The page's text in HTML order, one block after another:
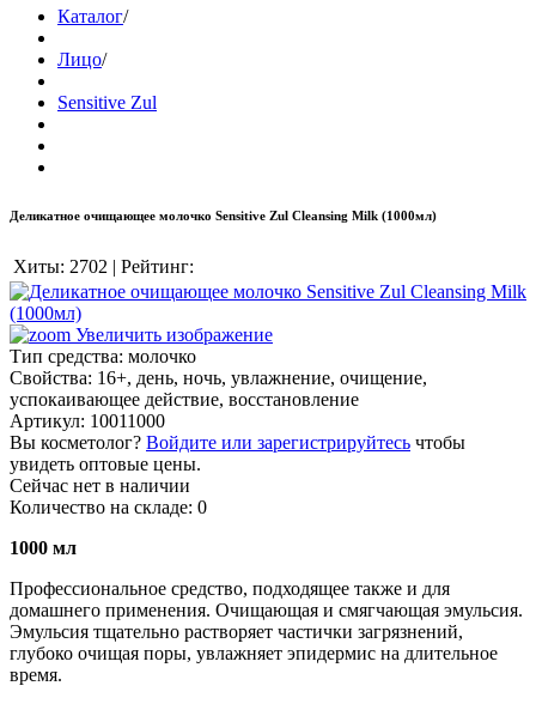
Каталог/
Лицо/
Sensitive Zul
Деликатное очищающее молочко Sensitive Zul Cleansing Milk (1000мл)
Хиты: 2702 | Рейтинг:
Увеличить изображение
Тип средства: молочко
Свойства: 16+, день, ночь, увлажнение, очищение,
успокаивающее действие, восстановление
Артикул: 10011000
Вы косметолог? Войдите или зарегистрируйтесь чтобы
увидеть оптовые цены.
Сейчас нет в наличии
Количество на складе: 0
1000 мл
Профессиональное средство, подходящее также и для
домашнего применения. Очищающая и смягчающая эмульсия.
Эмульсия тщательно растворяет частички загрязнений,
глубоко очищая поры, увлажняет эпидермис на длительное
время.